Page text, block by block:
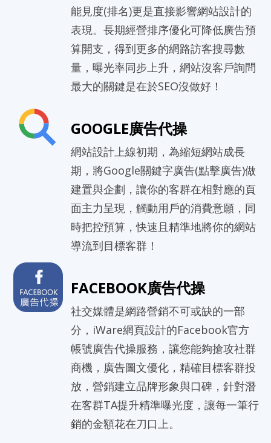
能見度(排名)更是直接影響網站設計的
表現。長期經營排序優化可降低廣告預
算開支，得到更多的網路訪客搜尋數
量，曝光率同步上升，網站沒客戶詢問
最大的關鍵是在於SEO沒做好！
GOOGLE廣告代操
網站設計上線初期，為縮短網站成長
期，將Google關鍵字廣告(點擊廣告)做
建置與企劃，讓你的客群在相對應的頁
面主力呈現，觸動用戶的消費意願，同
時把控預算，快速且精準地將你的網站
導流到目標客群！
FACEBOOK廣告代操
社交媒體是網路營銷不可或缺的一部
分，iWare網頁設計的Facebook官方
帳號廣告代操服務，讓您能夠搶攻社群
商機，廣告圖文優化，精確目標客群投
放，營銷建立品牌形象與口碑，針對潛
在客群TA提升精準曝光度，讓每一筆行
銷的金額花在刀口上。